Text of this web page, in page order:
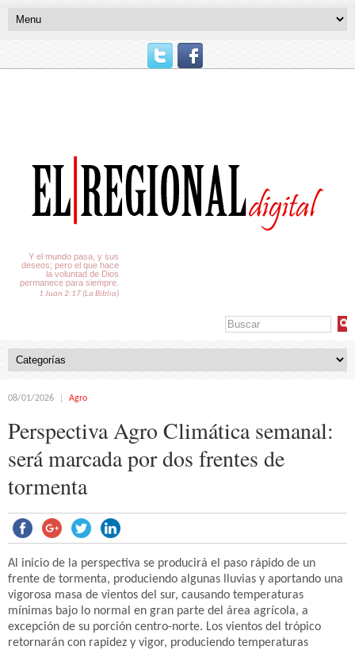
Y el mundo pasa, y sus
deseos; pero el que hace
la voluntad de Dios
permanece para siempre.
1 Juan 2:17 (La Biblia)
08/01/2026 Agro
Perspectiva Agro Climática semanal:
será marcada por dos frentes de
tormenta
Al inicio de la perspectiva se producirá el paso rápido de un
frente de tormenta, produciendo algunas lluvias y aportando una
vigorosa masa de vientos del sur, causando temperaturas
mínimas bajo lo normal en gran parte del área agrícola, a
excepción de su porción centro-norte. Los vientos del trópico
retornarán con rapidez y vigor, produciendo temperaturas